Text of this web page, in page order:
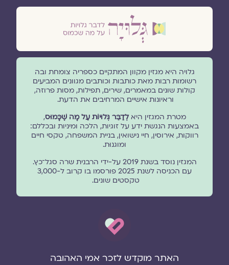
גלויה היא מגזין מקוון המתקיים כספריה צומחת ובה
רשומות רבות מאת כותבות וכותבים מגוונים המביעים
קולות שונים במאמרים, שירים, תפילות, מסות פרוזה,
וראיונות אישיים המרחיבים את הדעת.
מטרת המגזין היאלְדַבֵּר גְּלוּיוֹת עַל מָה שֶׁכָּמוּס,
באמצעות הנגשת ידע על זוגיות, הלכה ומיניות ובכללם:
רווקות, אירוסין, חיי נישואין, בניית המשפחה, טקסי חיים
ומוגנוּת.
המגזין נוסד בשנת 2019 על-ידי הרבנית שרה סגל־כץ.
עם הכניסה לשנת 2025 פורסמו בו קרוב ל-3,000
טקסטים שונים.
האתר מוקדש לזכר אמי האהובה